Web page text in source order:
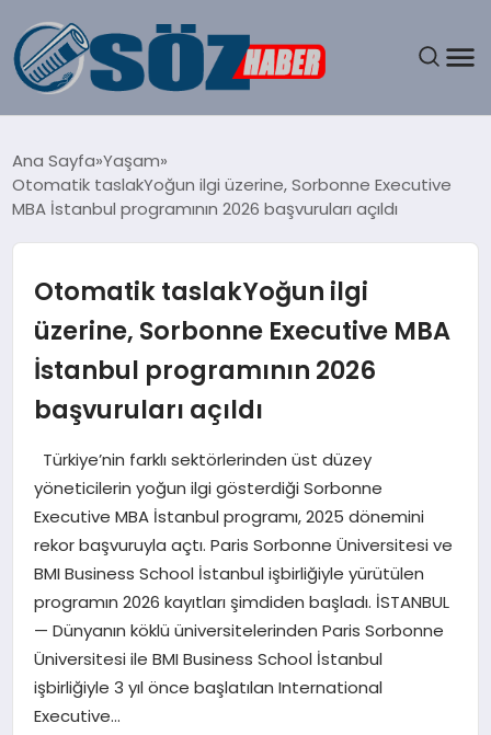
SPOR
EĞITIM
SAĞLIK
DÜNYA
TEKNOLOJI
SIYASET
YAŞAM
Ana Sayfa Yaşam
Otomatik taslakYoğun ilgi üzerine, Sorbonne Executive
MBA İstanbul programının 2026 başvuruları açıldı
Otomatik taslakYoğun ilgi
üzerine, Sorbonne Executive MBA
İstanbul programının 2026
başvuruları açıldı
Türkiye’nin farklı sektörlerinden üst düzey
yöneticilerin yoğun ilgi gösterdiği Sorbonne
Executive MBA İstanbul programı, 2025 dönemini
rekor başvuruyla açtı. Paris Sorbonne Üniversitesi ve
BMI Business School İstanbul işbirliğiyle yürütülen
programın 2026 kayıtları şimdiden başladı. İSTANBUL
— Dünyanın köklü üniversitelerinden Paris Sorbonne
Üniversitesi ile BMI Business School İstanbul
işbirliğiyle 3 yıl önce başlatılan International
Executive…